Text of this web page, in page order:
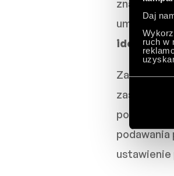
Daj
ruch w
znaczenie
idealnie
Zanim
podawania
ustawienie